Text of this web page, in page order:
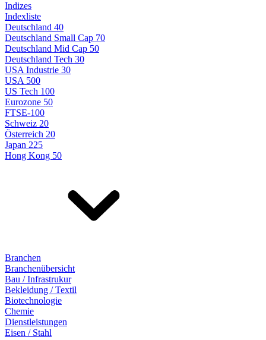
Indizes
Indexliste
Deutschland 40
Deutschland Small Cap 70
Deutschland Mid Cap 50
Deutschland Tech 30
USA Industrie 30
USA 500
US Tech 100
Eurozone 50
FTSE-100
Schweiz 20
Österreich 20
Japan 225
Hong Kong 50
Branchen
Branchenübersicht
Bau / Infrastrukur
Bekleidung / Textil
Biotechnologie
Chemie
Dienstleistungen
Eisen / Stahl